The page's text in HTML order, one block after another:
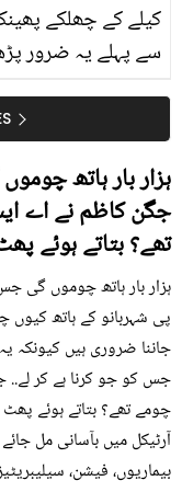
کیلے کے چھلکے
سے پہلے یہ ضرور
جلد کے 3 بڑے
سستا اور قدرتی حل
ہزار بار ہاتھ
جگن کاظم نے اے
تھے؟ بتاتے ہوئے
ہزار بار ہاتھ چوموں گی
پی شہربانو کے ہاتھ کیوں
جاننا ضروری ہیں کیونکہ
جس کو جو کرنا ہے کر لے..
چومے تھے؟ بتاتے ہوئے
آرٹیکل میں بآسانی مل
بیماریوں، فیشن،